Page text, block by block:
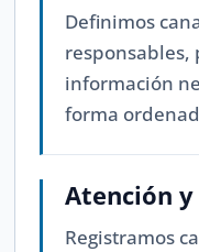
Definimos
responsables,
información
forma
Atención
Registramos